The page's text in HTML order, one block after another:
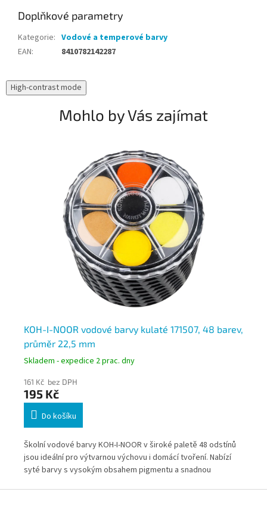
Doplňkové parametry
Kategorie: Vodové a temperové barvy
EAN: 8410782142287
High-contrast mode
Mohlo by Vás zajímat
KOH-I-NOOR vodové barvy kulaté 171507, 48 barev,
průměr 22,5 mm
Skladem - expedice 2 prac. dny
161 Kč bez DPH
195 Kč
Do košíku
Školní vodové barvy KOH-I-NOOR v široké paletě 48 odstínů
jsou ideální pro výtvarnou výchovu i domácí tvoření. Nabízí
syté barvy s vysokým obsahem pigmentu a snadnou